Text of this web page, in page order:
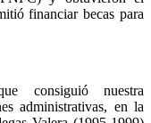
financiar becas para
consiguió nuestra
administrativas, en la